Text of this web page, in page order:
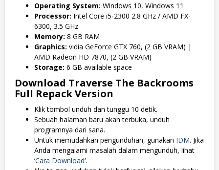
Operating System: Windows 10, Windows 11
Processor: Intel Core i5-2300 2.8 GHz / AMD FX-
6300, 3.5 GHz
Memory: 8 GB RAM
Graphics: vidia GeForce GTX 760, (2 GB VRAM) |
AMD Radeon HD 7870, (2 GB VRAM)
Storage: 6 GB available space
Download Traverse The Backrooms
Full Repack Version
Klik tombol unduh dan tunggu 10 detik.
Sebuah halaman baru akan terbuka, unduh
programnya dari sana.
Untuk memudahkan pengunduhan, gunakan IDM. Jika
Anda mengalami masalah dalam mengunduh, lihat
‘Cara Download‘.